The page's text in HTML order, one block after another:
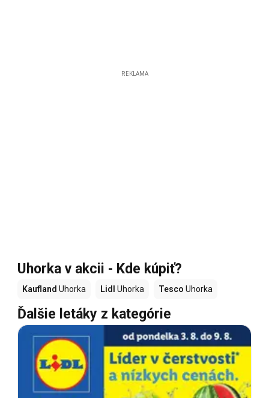
REKLAMA
Uhorka v akcii - Kde kúpiť?
Kaufland Uhorka Lidl Uhorka Tesco Uhorka
Ďalšie letáky z kategórie